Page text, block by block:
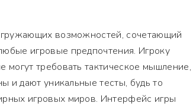
возможностей, сочетающий
игровые предпочтения. Игроку
могут требовать тактическое мышление,
и дают уникальные тесты, будь то
игровых миров. Интерфейс игры